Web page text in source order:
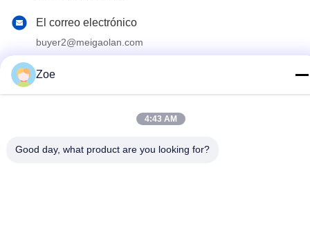
El correo electrónico
buyer2@meigaolan.com
Bao'an, Shenzhen, China
Zoe
4:43 AM
Good day, what product are you looking for?